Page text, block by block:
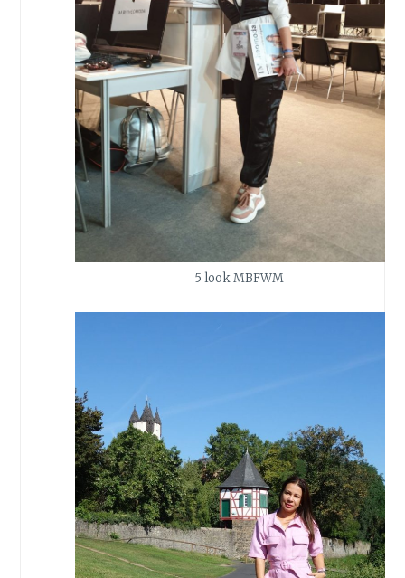
5 look MBFWM